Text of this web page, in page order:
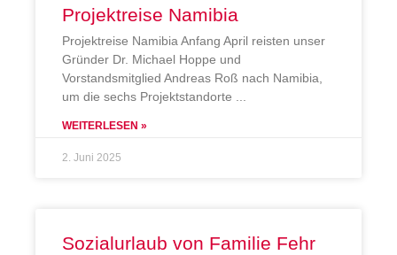
Projektreise Namibia
Projektreise Namibia Anfang April reisten unser
Gründer Dr. Michael Hoppe und
Vorstandsmitglied Andreas Roß nach Namibia,
um die sechs Projektstandorte
WEITERLESEN »
2. Juni 2025
Sozialurlaub von Familie Fehr